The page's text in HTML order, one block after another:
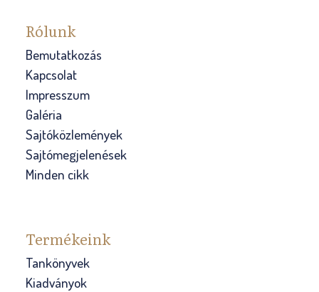
k
Rólunk
Bemutatkozás
Kapcsolat
Impresszum
Galéria
Sajtóközlemények
Sajtómegjelenések
Minden cikk
Termékeink
Tankönyvek
Kiadványok